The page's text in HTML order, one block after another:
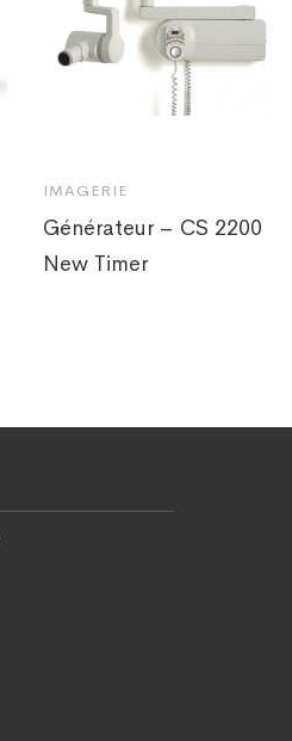
IMAGERIE
Générateur – CS 2200
New Timer